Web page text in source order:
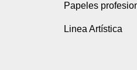
Papeles
Linea Artística